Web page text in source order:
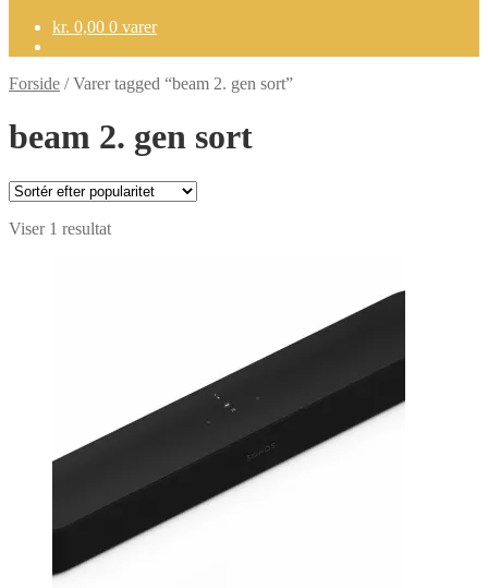
kr. 0,00 0 varer
Forside /Varer tagged “beam 2. gen sort”
beam 2. gen sort
Viser 1 resultat